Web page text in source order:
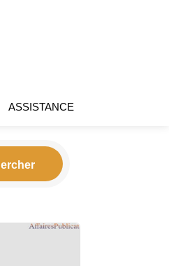
ASSISTANCE